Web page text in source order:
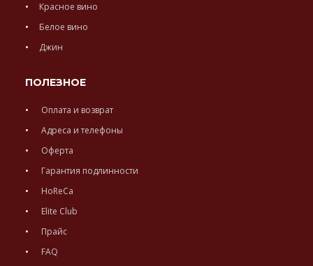
Красное вино
Белое вино
Джин
ПОЛЕЗНОЕ
Оплата и возврат
Адреса и телефоны
Оферта
Гарантия подлинности
HoReCa
Elite Club
Прайс
FAQ